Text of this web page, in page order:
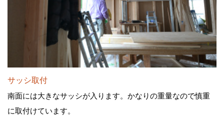
サッシ取付
南面には大きなサッシが入ります。かなりの重量なので慎重
に取付けています。